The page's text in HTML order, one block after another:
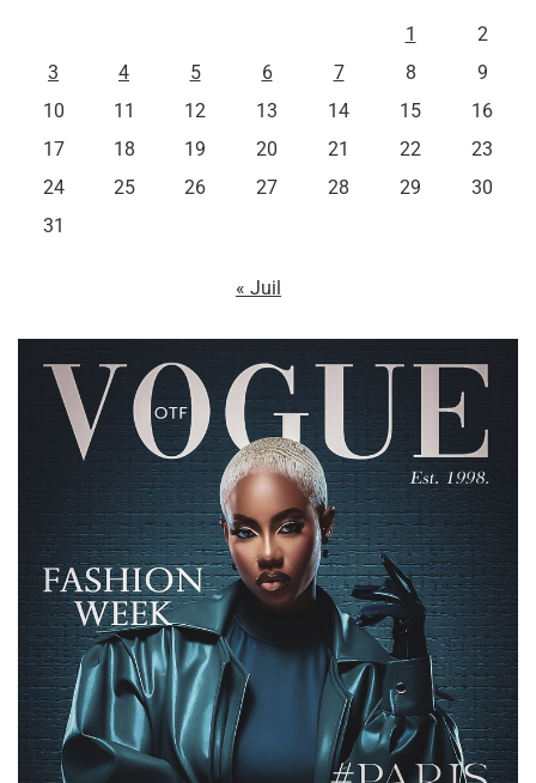
1
2
3
4 5 6 7 8
9
10
11 12 13 14 15
16
17
18 19 20 21 22
23
24
25 26 27 28 29
30
31
« Juil